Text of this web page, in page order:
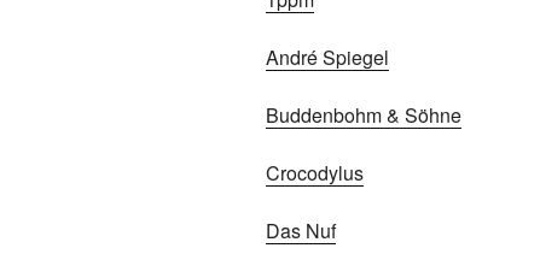
André Spiegel
Buddenbohm & Söhne
Crocodylus
Das Nuf